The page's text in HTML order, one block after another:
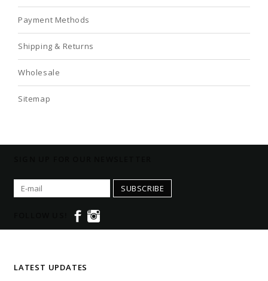
Payment Methods
Shipping & Returns
Wholesale
Sitemap
SUBSCRIBE
LATEST UPDATES